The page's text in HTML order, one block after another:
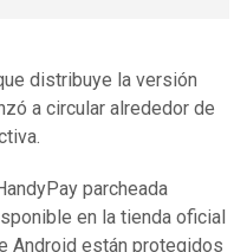
distribuye la versión
a circular alrededor de
parcheada
en la tienda oficial
Android están protegidos